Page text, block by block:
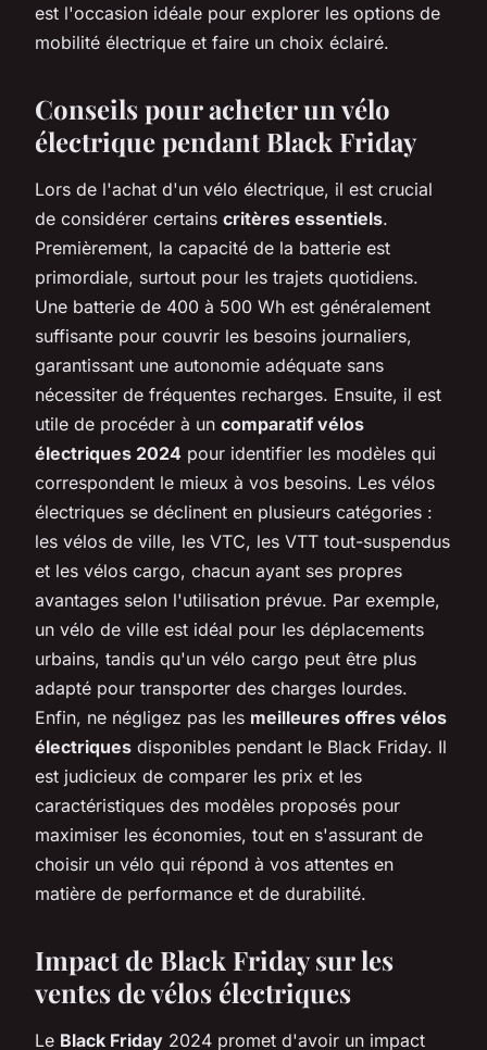
est l'occasion idéale pour explorer les options de
mobilité électrique et faire un choix éclairé.
Conseils pour acheter un vélo
électrique pendant Black Friday
Lors de l'achat d'un vélo électrique, il est crucial
de considérer certains critères essentiels.
Premièrement, la capacité de la batterie est
primordiale, surtout pour les trajets quotidiens.
Une batterie de 400 à 500 Wh est généralement
suffisante pour couvrir les besoins journaliers,
garantissant une autonomie adéquate sans
nécessiter de fréquentes recharges. Ensuite, il est
utile de procéder à un comparatif vélos
électriques 2024 pour identifier les modèles qui
correspondent le mieux à vos besoins. Les vélos
électriques se déclinent en plusieurs catégories :
les vélos de ville, les VTC, les VTT tout-suspendus
et les vélos cargo, chacun ayant ses propres
avantages selon l'utilisation prévue. Par exemple,
un vélo de ville est idéal pour les déplacements
urbains, tandis qu'un vélo cargo peut être plus
adapté pour transporter des charges lourdes.
Enfin, ne négligez pas les meilleures offres vélos
électriques disponibles pendant le Black Friday. Il
est judicieux de comparer les prix et les
caractéristiques des modèles proposés pour
maximiser les économies, tout en s'assurant de
choisir un vélo qui répond à vos attentes en
matière de performance et de durabilité.
Impact de Black Friday sur les
ventes de vélos électriques
Le Black Friday 2024 promet d'avoir un impact